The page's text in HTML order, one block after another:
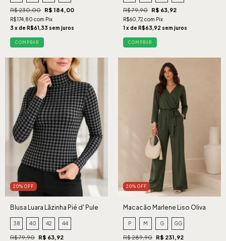
R$ 230,00 R$ 184,00
R$174,80 com Pix
3 x de R$61,33 sem juros
COMPRAR
R$ 79,90 R$ 63,92
R$60,72 com Pix
1 x de R$63,92 sem juros
COMPRAR
20% OFF
Blusa Luara Lãzinha Pié d' Pule
38 40 42 44
R$ 79,90 R$ 63,92
20% OFF
Macacão Marlene Liso Oliva
P M G GG
R$ 289,90 R$ 231,92